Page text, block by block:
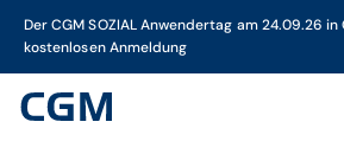
Der CGM SOZIAL Anwendertag am 24.09.26
kostenlosen Anmeldung